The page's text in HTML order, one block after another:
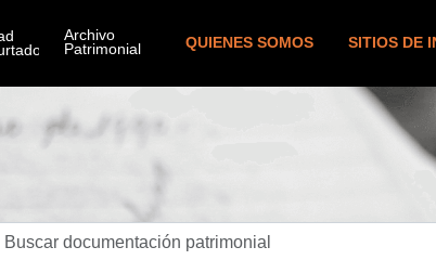
QUIENES SOMOS SITIOS DE